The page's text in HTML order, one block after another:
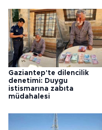
Gaziantep'te dilencilik
denetimi: Duygu
istismarına zabıta
müdahalesi